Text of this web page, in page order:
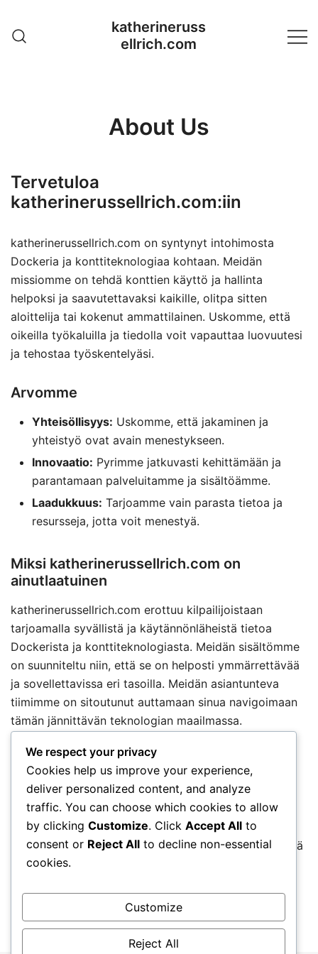
content
katherineruss
ellrich.com
About Us
Tervetuloa
katherinerussellrich.com:iin
katherinerussellrich.com on syntynyt intohimosta
Dockeria ja konttiteknologiaa kohtaan. Meidän
missiomme on tehdä konttien käyttö ja hallinta
helpoksi ja saavutettavaksi kaikille, olitpa sitten
aloittelija tai kokenut ammattilainen. Uskomme, että
oikeilla työkaluilla ja tiedolla voit vapauttaa luovuutesi
ja tehostaa työskentelyäsi.
Arvomme
Yhteisöllisyys: Uskomme, että jakaminen ja
yhteistyö ovat avain menestykseen.
Innovaatio: Pyrimme jatkuvasti kehittämään ja
parantamaan palveluitamme ja sisältöämme.
Laadukkuus: Tarjoamme vain parasta tietoa ja
resursseja, jotta voit menestyä.
Miksi katherinerussellrich.com on
ainutlaatuinen
katherinerussellrich.com erottuu kilpailijoistaan
tarjoamalla syvällistä ja käytännönläheistä tietoa
Dockerista ja konttiteknologiasta. Meidän sisältömme
on suunniteltu niin, että se on helposti ymmärrettävää
ja sovellettavissa eri tasoilla. Meidän asiantunteva
tiimimme on sitoutunut auttamaan sinua navigoimaan
tämän jännittävän teknologian maailmassa.
Tiimimme
Liity mukaan!
Olemme innoissamme siitä, että olet täällä! Tutustu
sisältöömme ja ota yhteyttä, jos sinulla on kysymyksiä
tai tarvitset apua. Voit tavoittaa meidät osoitteesta
We respect your privacy
Cookies help us improve your experience,
deliver personalized content, and analyze
traffic. You can choose which cookies to allow
by clicking Customize. Click Accept All to
consent or Reject All to decline non-essential
cookies.
Customize
Reject All